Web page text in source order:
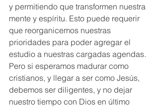
y permitiendo que transformen nuestra
mente y espíritu. Esto puede requerir
que reorganicemos nuestras
prioridades para poder agregar el
estudio a nuestras cargadas agendas.
Pero si esperamos madurar como
cristianos, y llegar a ser como Jesús,
debemos ser diligentes, y no dejar
nuestro tiempo con Dios en último